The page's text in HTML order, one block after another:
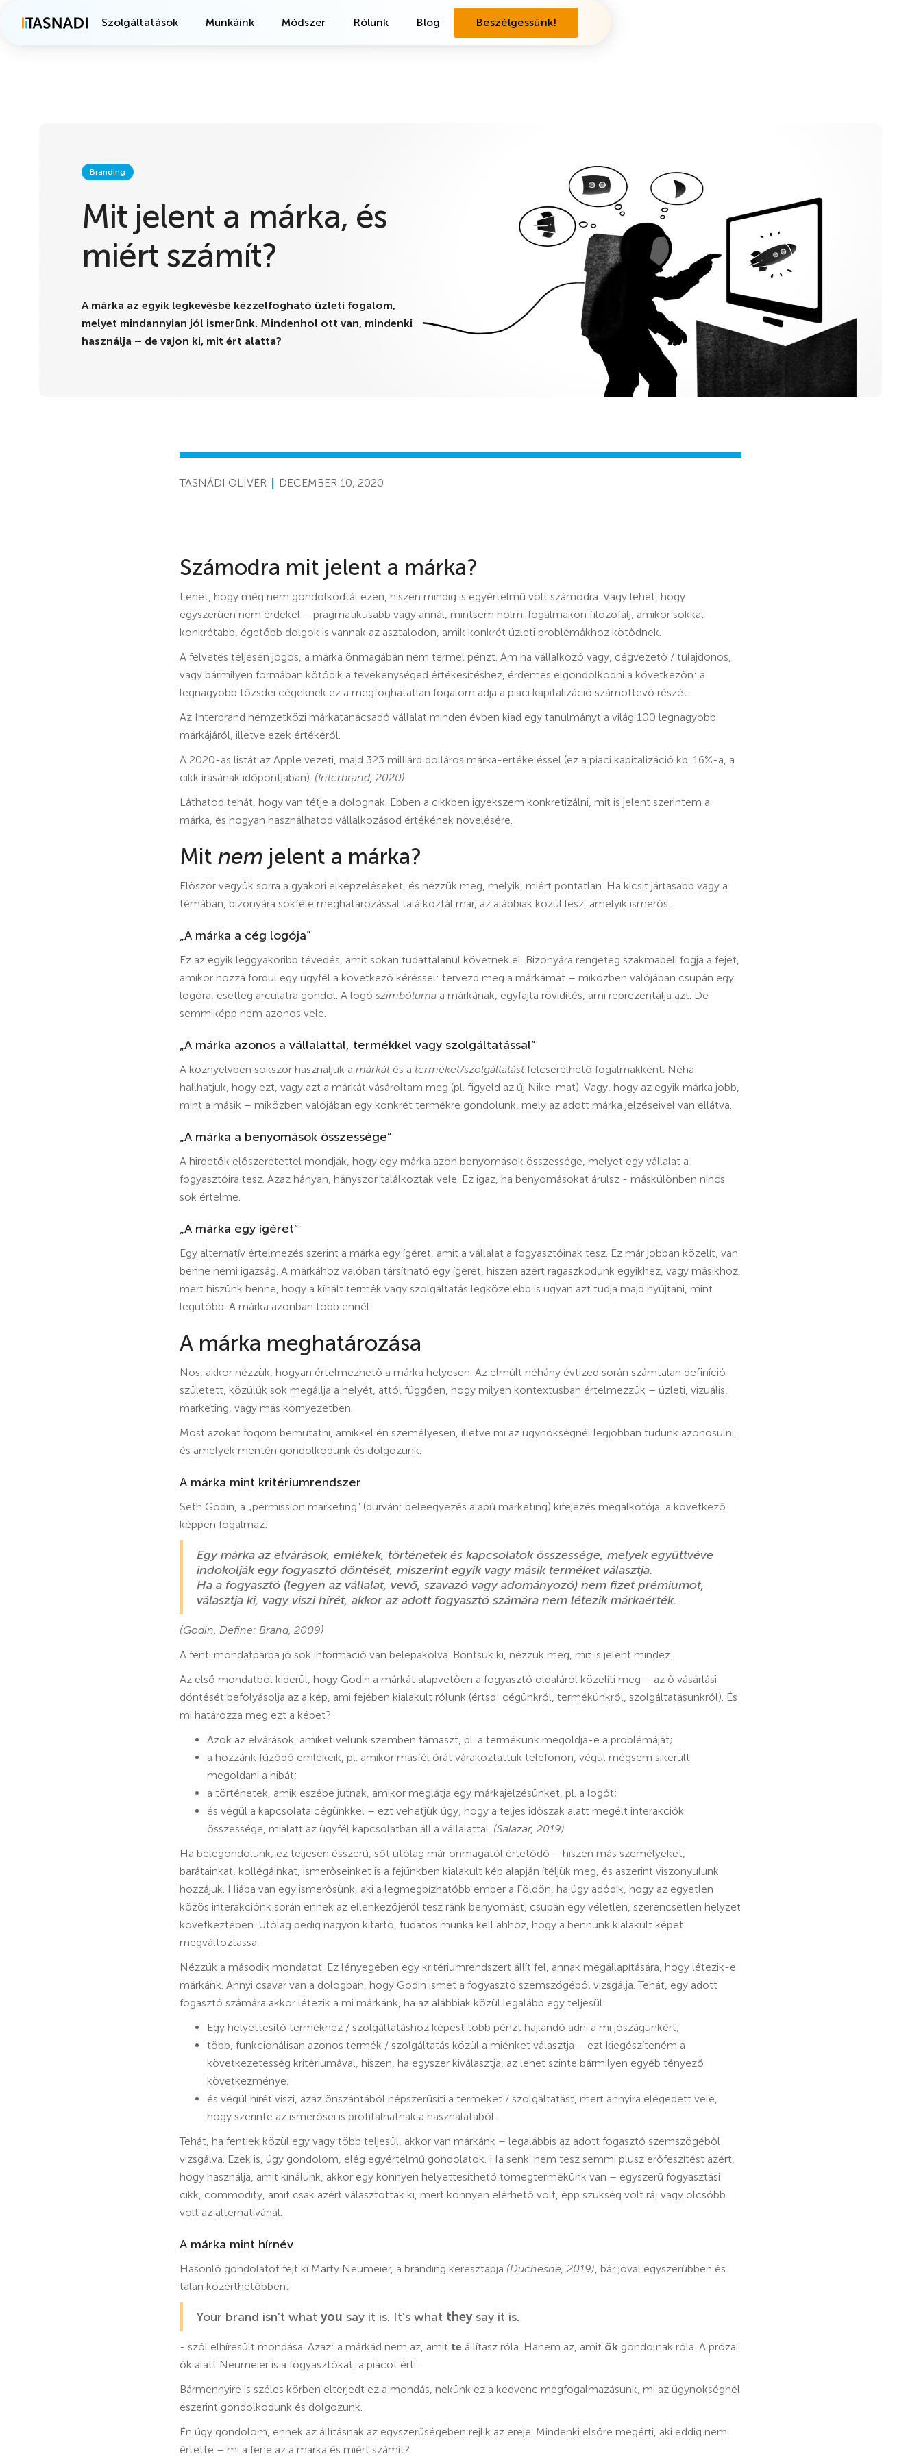
Szolgáltatások Munkáink Módszer Rólunk Blog Beszélgessünk!
Branding
Mit jelent a márka, és
miért számít?
A márka az egyik legkevésbé kézzelfogható üzleti fogalom,
melyet mindannyian jól ismerünk. Mindenhol ott van, mindenki
használja – de vajon ki, mit ért alatta?
TASNÁDI OLIVÉR DECEMBER 10, 2020
Számodra mit jelent a márka?
Lehet, hogy még nem gondolkodtál ezen, hiszen mindig is egyértelmű volt számodra. Vagy lehet, hogy
egyszerűen nem érdekel – pragmatikusabb vagy annál, mintsem holmi fogalmakon filozofálj, amikor sokkal
konkrétabb, égetőbb dolgok is vannak az asztalodon, amik konkrét üzleti problémákhoz kötődnek.
A felvetés teljesen jogos, a márka önmagában nem termel pénzt. Ám ha vállalkozó vagy, cégvezető / tulajdonos,
vagy bármilyen formában kötődik a tevékenységed értékesítéshez, érdemes elgondolkodni a következőn: a
legnagyobb tőzsdei cégeknek ez a megfoghatatlan fogalom adja a piaci kapitalizáció számottevő részét.
Az Interbrand nemzetközi márkatanácsadó vállalat minden évben kiad egy tanulmányt a világ 100 legnagyobb
márkájáról, illetve ezek értékéről.
A 2020-as listát az Apple vezeti, majd 323 milliárd dolláros márka-értékeléssel (ez a piaci kapitalizáció kb. 16%-a, a
cikk írásának időpontjában). (Interbrand, 2020)
Láthatod tehát, hogy van tétje a dolognak. Ebben a cikkben igyekszem konkretizálni, mit is jelent szerintem a
márka, és hogyan használhatod vállalkozásod értékének növelésére.
Mit nem jelent a márka?
Először vegyük sorra a gyakori elképzeléseket, és nézzük meg, melyik, miért pontatlan. Ha kicsit jártasabb vagy a
témában, bizonyára sokféle meghatározással találkoztál már, az alábbiak közül lesz, amelyik ismerős.
„A márka a cég logója”
Ez az egyik leggyakoribb tévedés, amit sokan tudattalanul követnek el. Bizonyára rengeteg szakmabeli fogja a fejét,
amikor hozzá fordul egy ügyfél a következő kéréssel: tervezd meg a márkámat – miközben valójában csupán egy
logóra, esetleg arculatra gondol. A logó szimbóluma a márkának, egyfajta rövidítés, ami reprezentálja azt. De
semmiképp nem azonos vele.
„A márka azonos a vállalattal, termékkel vagy szolgáltatással”
A köznyelvben sokszor használjuk a márkátés a terméket/szolgáltatástfelcserélhető fogalmakként. Néha
hallhatjuk, hogy ezt, vagy azt a márkát vásároltam meg (pl. figyeld az új Nike-mat). Vagy, hogy az egyik márka jobb,
mint a másik – miközben valójában egy konkrét termékre gondolunk, mely az adott márka jelzéseivel van ellátva.
„A márka a benyomások összessége”
A hirdetők előszeretettel mondják, hogy egy márka azon benyomások összessége, melyet egy vállalat a
fogyasztóira tesz. Azaz hányan, hányszor találkoztak vele. Ez igaz, ha benyomásokat árulsz - máskülönben nincs
sok értelme.
„A márka egy ígéret”
Egy alternatív értelmezés szerint a márka egy ígéret, amit a vállalat a fogyasztóinak tesz. Ez már jobban közelít, van
benne némi igazság. A márkához valóban társítható egy ígéret, hiszen azért ragaszkodunk egyikhez, vagy másikhoz,
mert hiszünk benne, hogy a kínált termék vagy szolgáltatás legközelebb is ugyan azt tudja majd nyújtani, mint
legutóbb. A márka azonban több ennél.
A márka meghatározása
Nos, akkor nézzük, hogyan értelmezhető a márka helyesen. Az elmúlt néhány évtized során számtalan definíció
született, közülük sok megállja a helyét, attól függően, hogy milyen kontextusban értelmezzük – üzleti, vizuális,
marketing, vagy más környezetben.
Most azokat fogom bemutatni, amikkel én személyesen, illetve mi az ügynökségnél legjobban tudunk azonosulni,
és amelyek mentén gondolkodunk és dolgozunk.
A márka mint kritériumrendszer
Seth Godin, a „permission marketing” (durván: beleegyezés alapú marketing) kifejezés megalkotója, a következő
képpen fogalmaz:
Egy márka az elvárások, emlékek, történetek és kapcsolatok összessége, melyek együttvéve
indokolják egy fogyasztó döntését, miszerint egyik vagy másik terméket választja.
Ha a fogyasztó (legyen az vállalat, vevő, szavazó vagy adományozó) nem fizet prémiumot,
választja ki, vagy viszi hírét, akkor az adott fogyasztó számára nem létezik márkaérték.
(Godin, Define: Brand, 2009)
A fenti mondatpárba jó sok információ van belepakolva. Bontsuk ki, nézzük meg, mit is jelent mindez.
Az első mondatból kiderül, hogy Godin a márkát alapvetően a fogyasztó oldaláról közelíti meg – az ő vásárlási
döntését befolyásolja az a kép, ami fejében kialakult rólunk (értsd: cégünkről, termékünkről, szolgáltatásunkról). És
mi határozza meg ezt a képet?
Azok az elvárások, amiket velünk szemben támaszt, pl. a termékünk megoldja-e a problémáját;
a hozzánk fűződő emlékeik, pl. amikor másfél órát várakoztattuk telefonon, végül mégsem sikerült
megoldani a hibát;
a történetek, amik eszébe jutnak, amikor meglátja egy márkajelzésünket, pl. a logót;
és végül a kapcsolata cégünkkel – ezt vehetjük úgy, hogy a teljes időszak alatt megélt interakciók
összessége, mialatt az ügyfél kapcsolatban áll a vállalattal. (Salazar, 2019)
Ha belegondolunk, ez teljesen ésszerű, sőt utólag már önmagától értetődő – hiszen más személyeket,
barátainkat, kollégáinkat, ismerőseinket is a fejünkben kialakult kép alapján ítéljük meg, és aszerint viszonyulunk
hozzájuk. Hiába van egy ismerősünk, aki a legmegbízhatóbb ember a Földön, ha úgy adódik, hogy az egyetlen
közös interakciónk során ennek az ellenkezőjéről tesz ránk benyomást, csupán egy véletlen, szerencsétlen helyzet
következtében. Utólag pedig nagyon kitartó, tudatos munka kell ahhoz, hogy a bennünk kialakult képet
megváltoztassa.
Nézzük a második mondatot. Ez lényegében egy kritériumrendszert állít fel, annak megállapítására, hogy létezik-e
márkánk. Annyi csavar van a dologban, hogy Godin ismét a fogyasztó szemszögéből vizsgálja. Tehát, egy adott
fogasztó számára akkor létezik a mi márkánk, ha az alábbiak közül legalább egy teljesül:
Egy helyettesítő termékhez / szolgáltatáshoz képest több pénzt hajlandó adni a mi jószágunkért;
több, funkcionálisan azonos termék / szolgáltatás közül a miénket választja – ezt kiegészíteném a
következetesség kritériumával, hiszen, ha egyszer kiválasztja, az lehet szinte bármilyen egyéb tényező
következménye;
és végül hírét viszi, azaz önszántából népszerűsíti a terméket / szolgáltatást, mert annyira elégedett vele,
hogy szerinte az ismerősei is profitálhatnak a használatából.
Tehát, ha fentiek közül egy vagy több teljesül, akkor van márkánk – legalábbis az adott fogasztó szemszögéből
vizsgálva. Ezek is, úgy gondolom, elég egyértelmű gondolatok. Ha senki nem tesz semmi plusz erőfeszítést azért,
hogy használja, amit kínálunk, akkor egy könnyen helyettesíthető tömegtermékünk van – egyszerű fogyasztási
cikk, commodity, amit csak azért választottak ki, mert könnyen elérhető volt, épp szükség volt rá, vagy olcsóbb
volt az alternatívánál.
A márka mint hírnév
Hasonló gondolatot fejt ki Marty Neumeier, a branding keresztapja (Duchesne, 2019), bár jóval egyszerűbben és
talán közérthetőbben:
Your brand isn’t what you say it is. It’s what theysay it is.
- szól elhíresült mondása. Azaz: a márkád nem az, amit te állítasz róla. Hanem az, amit ők gondolnak róla. A prózai
ők alatt Neumeier is a fogyasztókat, a piacot érti.
Bármennyire is széles körben elterjedt ez a mondás, nekünk ez a kedvenc megfogalmazásunk, mi az ügynökségnél
eszerint gondolkodunk és dolgozunk.
Én úgy gondolom, ennek az állításnak az egyszerűségében rejlik az ereje. Mindenki elsőre megérti, aki eddig nem
értette – mi a fene az a márka és miért számít?